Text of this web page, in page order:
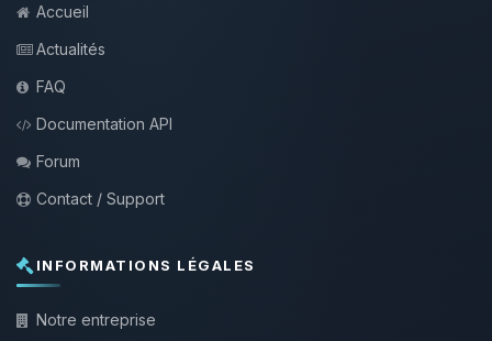
Accueil
Actualités
FAQ
Documentation API
Forum
Contact / Support
INFORMATIONS LÉGALES
Notre entreprise